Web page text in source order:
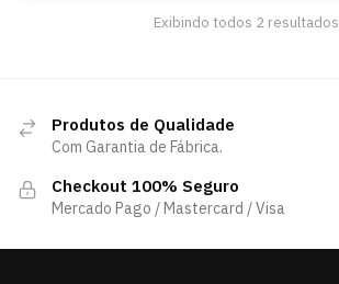
Exibindo todos 2 resultados
Produtos de Qualidade
Com Garantia de Fábrica.
Checkout 100% Seguro
Mercado Pago / Mastercard / Visa